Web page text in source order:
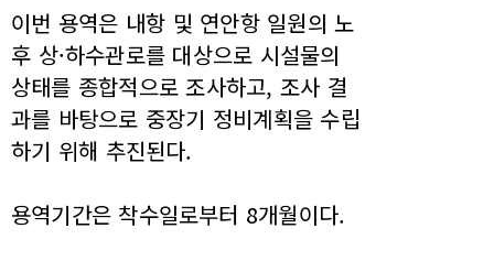
이번 용역은 내항 및 연안항 일원의 노
후 상·하수관로를 대상으로 시설물의
상태를 종합적으로 조사하고, 조사 결
과를 바탕으로 중장기 정비계획을 수립
하기 위해 추진된다.
용역기간은 착수일로부터 8개월이다.